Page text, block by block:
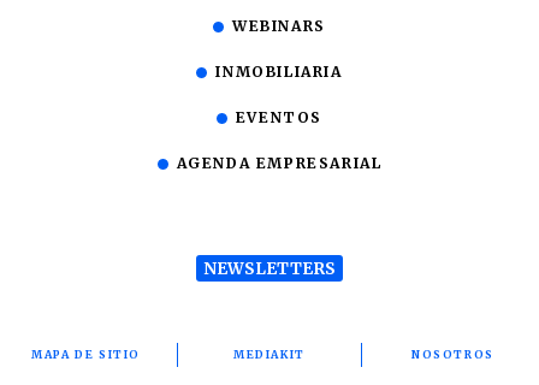
WEBINARS
INMOBILIARIA
EVENTOS
AGENDA EMPRESARIAL
NEWSLETTERS
MAPA DE SITIO MEDIAKIT NOSOTROS